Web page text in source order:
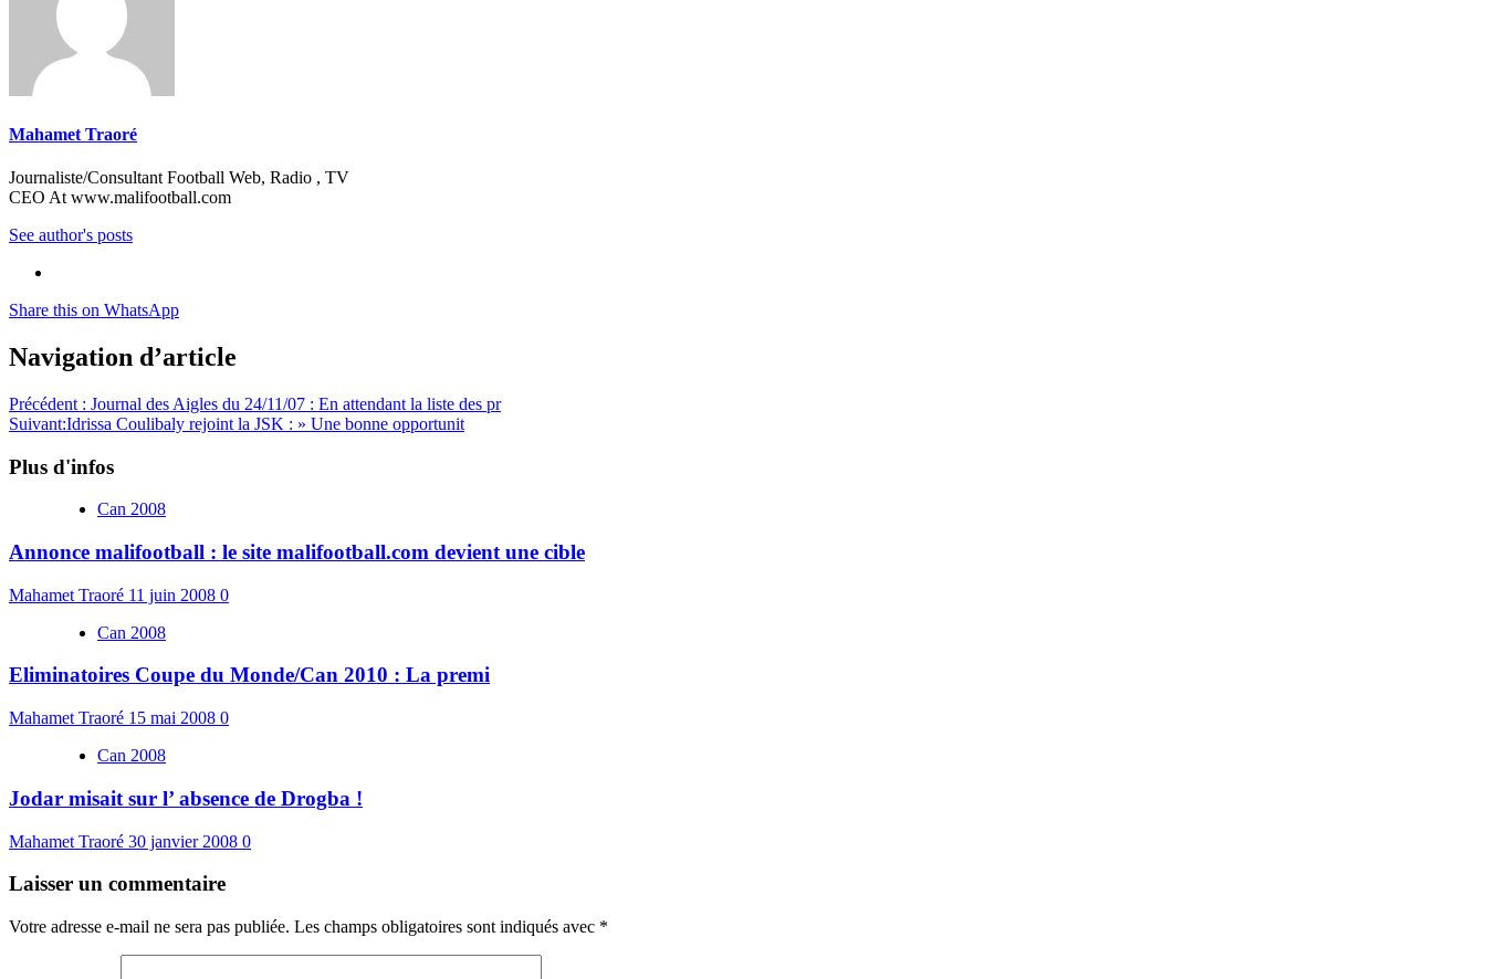
Mahamet Traoré
Journaliste/Consultant Football Web, Radio , TV
CEO At www.malifootball.com
See author's posts
Share this on WhatsApp
Navigation d’article
Précédent : Journal des Aigles du 24/11/07 : En attendant la liste des pr
Suivant:Idrissa Coulibaly rejoint la JSK : » Une bonne opportunit
Plus d'infos
Can 2008
Annonce malifootball : le site malifootball.com devient une cible
Mahamet Traoré 11 juin 2008 0
Can 2008
Eliminatoires Coupe du Monde/Can 2010 : La premi
Mahamet Traoré 15 mai 2008 0
Can 2008
Jodar misait sur l’ absence de Drogba !
Mahamet Traoré 30 janvier 2008 0
Laisser un commentaire
Votre adresse e-mail ne sera pas publiée. Les champs obligatoires sont indiqués avec *